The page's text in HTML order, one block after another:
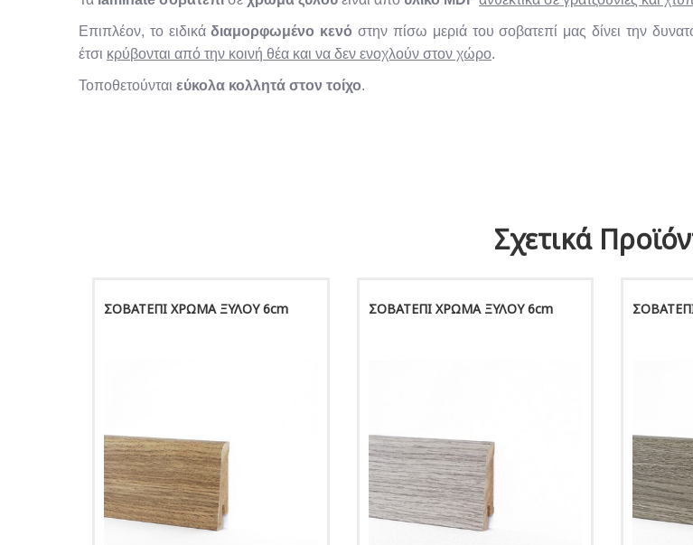
Επιπλέον, το ειδικάδιαμορφωμένο κενό στην πίσω μεριά του σοβατεπί μας δίνει την
έτσι κρύβονται από την κοινή θέα και να δεν ενοχλούν στον χώρο.
Τοποθετούνται εύκολα κολλητά στον τοίχο.
Σχετικά
ΣΟΒΑΤΕΠΙ ΧΡΩΜΑ ΞΥΛΟΥ 6cm ΣΟΒΑΤΕΠΙ ΧΡΩΜΑ ΞΥΛΟΥ 6cm